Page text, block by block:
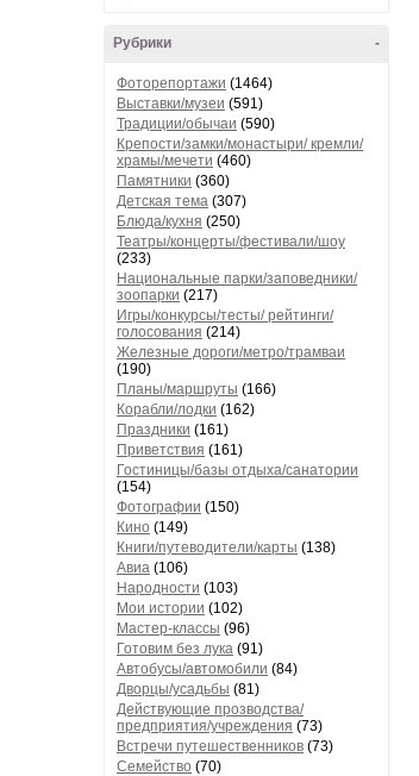
-
Рубрики
Фоторепортажи (1464)
Выставки/музеи (591)
Традиции/обычаи (590)
Крепости/замки/монастыри/ кремли/
храмы/мечети (460)
Памятники (360)
Детская тема (307)
Блюда/кухня (250)
Театры/концерты/фестивали/шоу
(233)
Национальные парки/заповедники/
зоопарки (217)
Игры/конкурсы/тесты/ рейтинги/
голосования (214)
Железные дороги/метро/трамваи
(190)
Планы/маршруты (166)
Корабли/лодки (162)
Праздники (161)
Приветствия (161)
Гостиницы/базы отдыха/санатории
(154)
Фотографии (150)
Кино (149)
Книги/путеводители/карты (138)
Авиа (106)
Народности (103)
Мои истории (102)
Мастер-классы (96)
Готовим без лука (91)
Автобусы/автомобили (84)
Дворцы/усадьбы (81)
Действующие прозводства/
предприятия/учреждения (73)
Встречи путешественников (73)
Семейство (70)